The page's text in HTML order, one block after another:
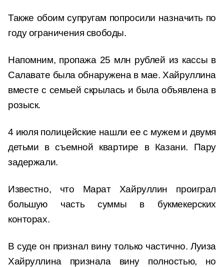
Также обоим супругам попросили назначить по
году ограничения свободы.
Напомним, пропажа 25 млн рублей из кассы в
Салавате была обнаружена в мае. Хайруллина
вместе с семьей скрылась и была объявлена в
розыск.
4 июля полицейские нашли ее с мужем и двумя
детьми в съемной квартире в Казани. Пару
задержали.
Известно, что Марат Хайруллин проиграл
большую часть суммы в букмекерских
конторах.
В суде он признал вину только частично. Луиза
Хайруллина признала вину полностью, но